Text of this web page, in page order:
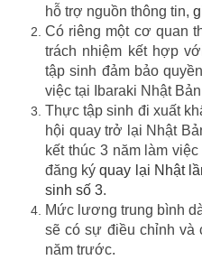
hỗ trợ nguồn thông tin,
Có riêng một cơ quan
trách nhiệm kết hợp
tập sinh đảm bảo
việc tại Ibaraki Nhật
Thực tập sinh đi xuất
hội quay trở lại Nhật
kết thúc 3 năm làm
đăng kýquay lại Nhật
sinh số 3.
Mức lương trung bình
sẽ có sự điều chỉnh và
năm trước.